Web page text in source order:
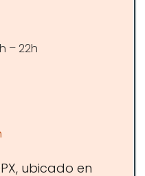
– 22h
ubicado en